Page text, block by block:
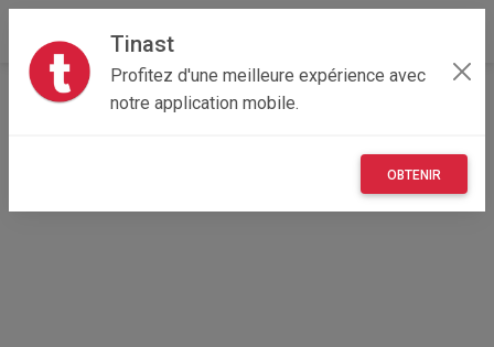
Tinast
Profitez d'une meilleure expérience avec
notre application mobile.
OBTENIR
Accueil Recherche
Hauts-de-France